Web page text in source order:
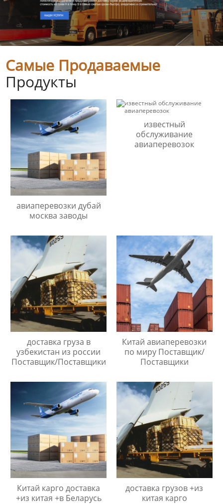
Самые Продаваемые
Продукты
авиаперевозки дубай
москва заводы
известный
обслуживание
авиаперевозок
доставка груза в
узбекистан из россии
Поставщик/Поставщики
Китай авиаперевозки
по миру Поставщик/
Поставщики
Китай карго доставка
+из китая +в Беларусь
доставка грузов +из
китая карго